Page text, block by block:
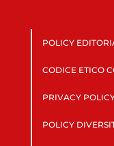
POLICY
CODICE ETICO
PRIVACY
POLICY